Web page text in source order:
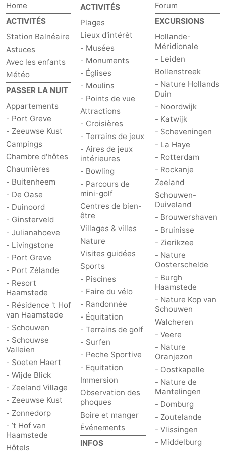
Schouwen-
Duiveland
-
Brouwershaven
-
Bruinisse
-
Zierikzee
-
Nature
Oosterschelde
-
Burgh
Haamstede
-
Nature
van
Schouwen
Walcheren
Veere
Nature
Oranjezon
-
Oostkapelle
-
Nature
de
Mantelingen
-
Domburg
-
Zoutelande
-
Vlissingen
-
Middelburg
Météo
Contact
Home
ACTIVITÉS
Station Balnéaire
Astuces
Avec les enfants
Météo
PASSER LA NUIT
Appartements
- Port Greve
- Zeeuwse Kust
Campings
Chambre d'hôtes
Chaumières
- Buitenheem
- De Oase
- Duinoord
- Ginsterveld
- Julianahoeve
- Livingstone
- Port Greve
- Port Zélande
- Resort
Haamstede
- Résidence 't Hof
van Haamstede
- Schouwen
- Schouwse
Valleien
- Soeten Haert
- Wijde Blick
- Zeeland Village
- Zeeuwse Kust
- Zonnedorp
- ’t Hof van
Haamstede
Hôtels
ACTIVITÉS
Plages
Lieux d'intérêt
- Musées
- Monuments
- Églises
- Moulins
- Points de vue
Attractions
- Croisières
- Terrains de jeux
- Aires de jeux
intérieures
- Bowling
- Parcours de
mini-golf
Centres de bien-
être
Villages & villes
Nature
Visites guidées
Sports
- Piscines
- Faire du vélo
- Randonnée
- Équitation
- Terrains de golf
- Surfen
- Peche Sportive
- Equitation
Immersion
Observation des
phoques
Boire et manger
Événements
INFOS
Forum
EXCURSIONS
Hollande-
Méridionale
- Leiden
Bollenstreek
- Nature Hollands
Duin
- Noordwijk
- Katwijk
- Scheveningen
- La Haye
- Rotterdam
- Rockanje
Zeeland
Schouwen-
Duiveland
- Brouwershaven
- Bruinisse
- Zierikzee
- Nature
Oosterschelde
- Burgh
Haamstede
- Nature Kop van
Schouwen
Walcheren
- Veere
- Nature
Oranjezon
- Oostkapelle
- Nature de
Mantelingen
- Domburg
- Zoutelande
- Vlissingen
- Middelburg